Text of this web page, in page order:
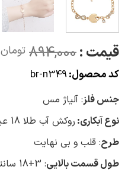
قیمت :894,000 تومان
کد محصول:br-n349
جنس فلز: آلیاژ مس
نوع آبکاری: روکش آب طلا 18 عیار
طرح: قلب و بی نهایت
طول قسمت بالایی: 3+18 سانتی متر